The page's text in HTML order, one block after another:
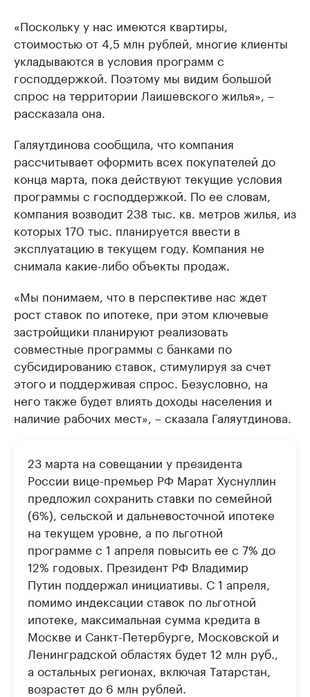
«Поскольку у нас имеются квартиры,
стоимостью от 4,5 млн рублей, многие клиенты
укладываются в условия программ с
господдержкой. Поэтому мы видим большой
спрос на территории Лаишевского жилья», –
рассказала она.
Галяутдинова сообщила, что компания
рассчитывает оформить всех покупателей до
конца марта, пока действуют текущие условия
программы с господдержкой. По ее словам,
компания возводит 238 тыс. кв. метров жилья, из
которых 170 тыс. планируется ввести в
эксплуатацию в текущем году. Компания не
снимала какие-либо объекты продаж.
«Мы понимаем, что в перспективе нас ждет
рост ставок по ипотеке, при этом ключевые
застройщики планируют реализовать
совместные программы с банками по
субсидированию ставок, стимулируя за счет
этого и поддерживая спрос. Безусловно, на
него также будет влиять доходы населения и
наличие рабочих мест», – сказала Галяутдинова.
23 марта на совещании у президента
России вице-премьер РФ Марат Хуснуллин
предложил сохранить ставки по семейной
(6%), сельской и дальневосточной ипотеке
на текущем уровне, а по льготной
программе с 1 апреля повысить ее с 7% до
12% годовых. Президент РФ Владимир
Путин поддержал инициативы. С 1 апреля,
помимо индексации ставок по льготной
ипотеке, максимальная сумма кредита в
Москве и Санкт-Петербурге, Московской и
Ленинградской областях будет 12 млн руб.,
а остальных регионах, включая Татарстан,
возрастет до 6 млн рублей.